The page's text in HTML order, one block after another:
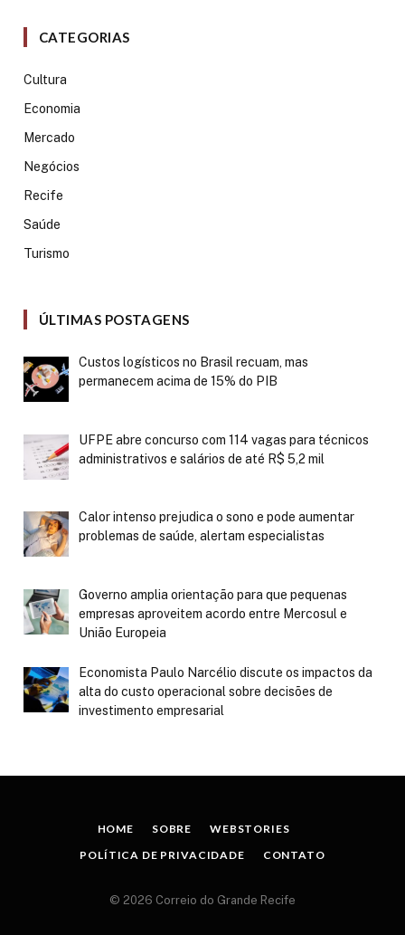
CATEGORIAS
Cultura
Economia
Mercado
Negócios
Recife
Saúde
Turismo
ÚLTIMAS POSTAGENS
Custos logísticos no Brasil recuam, mas
permanecem acima de 15% do PIB
UFPE abre concurso com 114 vagas para técnicos
administrativos e salários de até R$ 5,2 mil
Calor intenso prejudica o sono e pode aumentar
problemas de saúde, alertam especialistas
Governo amplia orientação para que pequenas
empresas aproveitem acordo entre Mercosul e
União Europeia
Economista Paulo Narcélio discute os impactos da
alta do custo operacional sobre decisões de
investimento empresarial
HOME SOBRE
WEBSTORIES
POLÍTICA DE PRIVACIDADE
CONTATO
© 2026 Correio do Grande Recife